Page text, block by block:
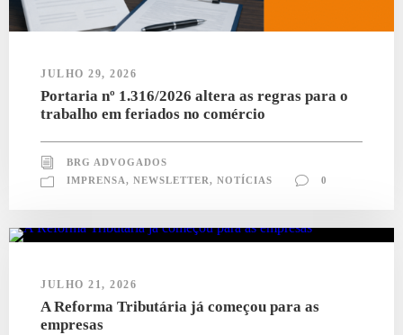
JULHO 29, 2026
Portaria nº 1.316/2026 altera as regras para o
trabalho em feriados no comércio
BRG ADVOGADOS
IMPRENSA, NEWSLETTER, NOTÍCIAS 0
JULHO 21, 2026
A Reforma Tributária já começou para as
empresas